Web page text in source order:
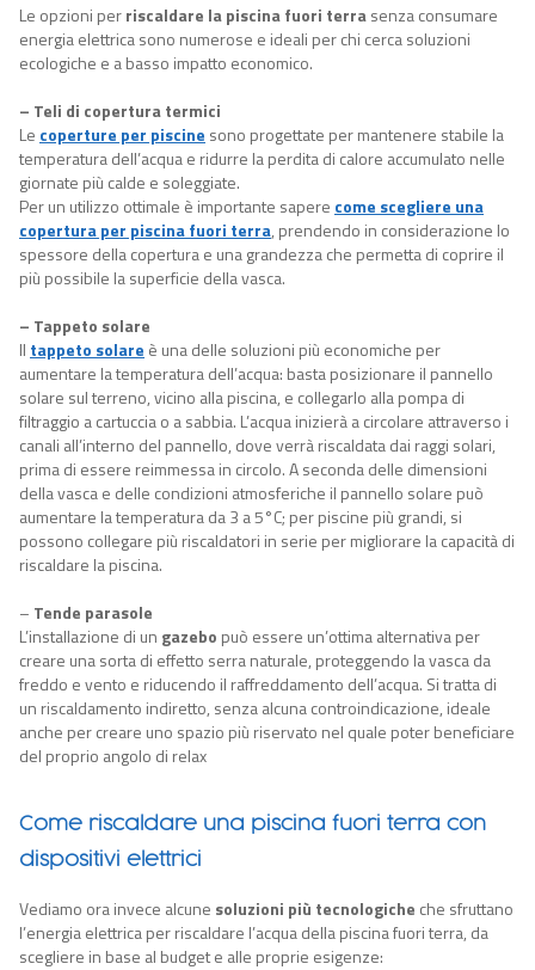
Le opzioni perriscaldare la piscina fuori terrasenza consumare
energia elettrica sono numerose e ideali per chi cerca soluzioni
ecologiche e a basso impatto economico.
– Teli di copertura termici
Le coperture per piscine sono progettate per mantenere stabile la
temperatura dell’acqua e ridurre la perdita di calore accumulato nelle
giornate più calde e soleggiate.
Per un utilizzo ottimale è importante sapere come scegliere una
copertura per piscina fuori terra, prendendo in considerazione lo
spessore della copertura e una grandezza che permetta di coprire il
più possibile la superficie della vasca.
– Tappeto solare
Il tappeto solare è una delle soluzioni più economiche per
aumentare la temperatura dell’acqua: basta posizionare il pannello
solare sul terreno, vicino alla piscina, e collegarlo alla pompa di
filtraggio a cartuccia o a sabbia. L’acqua inizierà a circolare attraverso i
canali all’interno del pannello, dove verrà riscaldata dai raggi solari,
prima di essere reimmessa in circolo. A seconda delle dimensioni
della vasca e delle condizioni atmosferiche il pannello solare può
aumentare la temperatura da 3 a 5°C; per piscine più grandi, si
possono collegare più riscaldatori in serie per migliorare la capacità di
riscaldare la piscina.
– Tende parasole
L’installazione di un gazebo può essere un’ottima alternativa per
creare una sorta di effetto serra naturale, proteggendo la vasca da
freddo e vento e riducendo il raffreddamento dell’acqua. Si tratta di
un riscaldamento indiretto, senza alcuna controindicazione, ideale
anche per creare uno spazio più riservato nel quale poter beneficiare
del proprio angolo di relax
Come riscaldare una piscina fuori terra con
dispositivi elettrici
Vediamo ora invece alcune soluzioni più tecnologiche che sfruttano
l’energia elettrica per riscaldare l’acqua della piscina fuori terra, da
scegliere in base al budget e alle proprie esigenze: